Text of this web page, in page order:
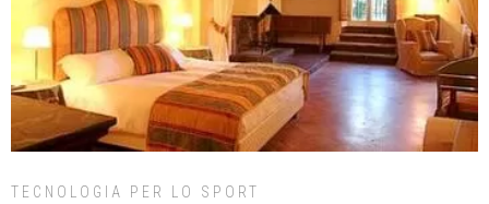
TECNOLOGIA PER LO SPORT